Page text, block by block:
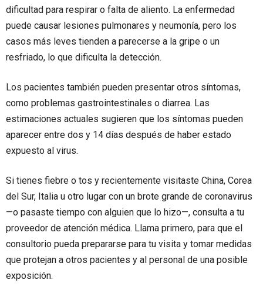
dificultad para respirar o falta de aliento. La enfermedad
puede causar lesiones pulmonares y neumonía, pero los
casos más leves tienden a parecerse a la gripe o un
resfriado, lo que dificulta la detección.
Los pacientes también pueden presentar otros síntomas,
como problemas gastrointestinales o diarrea. Las
estimaciones actuales sugieren que los síntomas pueden
aparecer entre dos y 14 días después de haber estado
expuesto al virus.
Si tienes fiebre o tos y recientemente visitaste China, Corea
del Sur, Italia u otro lugar con un brote grande de coronavirus
—o pasaste tiempo con alguien que lo hizo—, consulta a tu
proveedor de atención médica. Llama primero, para que el
consultorio pueda prepararse para tu visita y tomar medidas
que protejan a otros pacientes y al personal de una posible
exposición.